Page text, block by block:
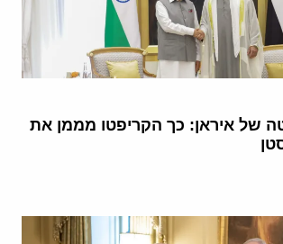
של איראן: כך הקריפטו מממן את